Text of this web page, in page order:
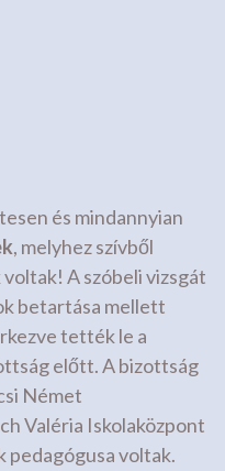
és mindannyian
, melyhez szívből
A szóbeli vizsgát
betartása mellett
tették le a
előtt. A bizottság
Német
Valéria Iskolaközpont
pedagógusa voltak.